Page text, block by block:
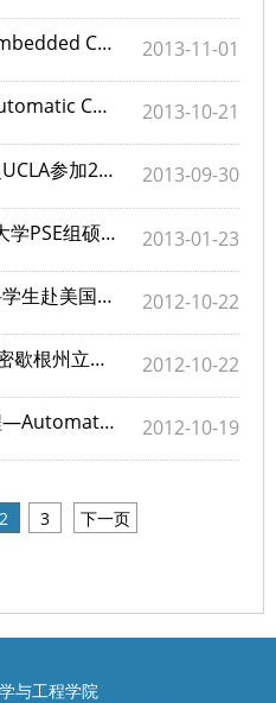
Systems 2013-11-01
course开课通知 2013-10-21
年暑期科研项目的通知 2013-09-30
硕士项目的通知 2013-01-23
2013学年暑期科研项目的通知 2012-10-22
目招生说明会的通知 2012-10-22
course的选课通知 2012-10-19
2 3 下一页
与工程学院